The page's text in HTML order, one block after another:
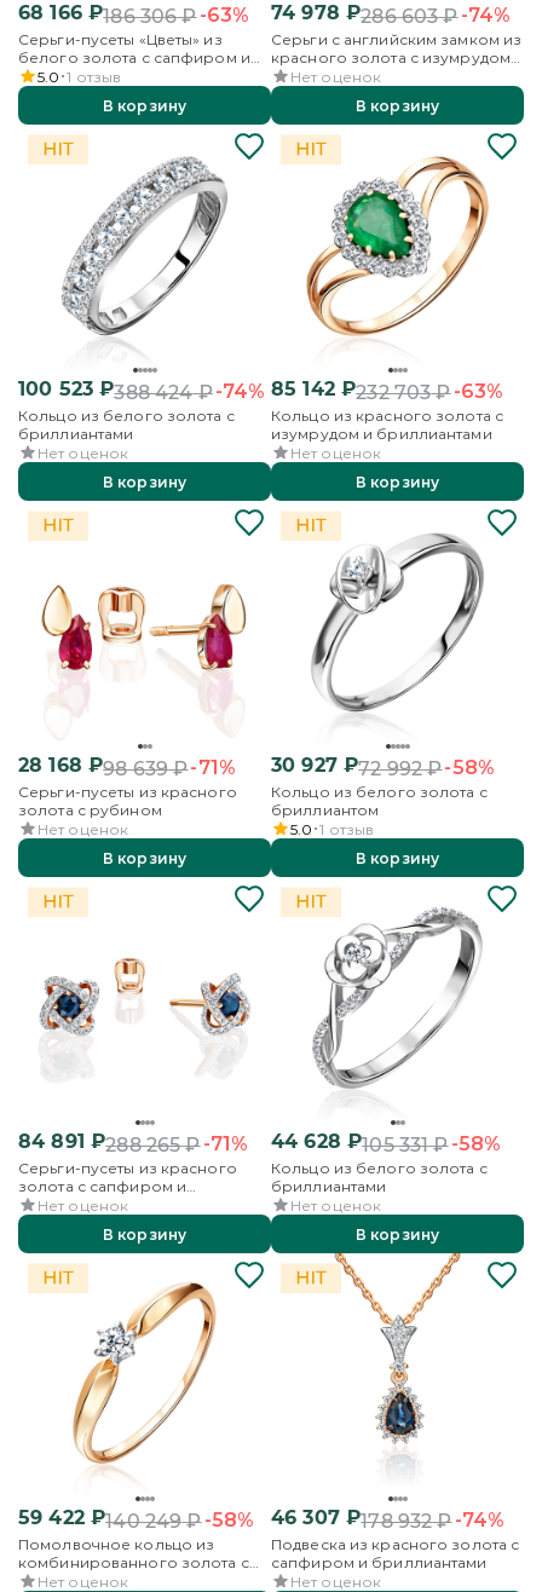
68 166₽186 306₽-63%
Серьги-пусеты «Цветы» из
белого золота с сапфиром и
бриллиантами
5.0 1 отзыв
В корзину
74 978 ₽286 603₽-74%
Серьги с английским замком из
красного золота с изумрудом
и бриллиантами
Нет оценок
В корзину
100 523 ₽388 424₽-74%
Кольцо из белого золота с
бриллиантами
Нет оценок
В корзину
85 142₽232 703₽-63%
Кольцо из красного золота с
изумрудом и бриллиантами
Нет оценок
В корзину
28 168 ₽98 639₽-71%
Серьги-пусеты из красного
золота с рубином
Нет оценок
В корзину
30 927₽72 992₽-58%
Кольцо из белого золота с
бриллиантом
5.0 1 отзыв
В корзину
84 891 ₽288 265₽-71%
Серьги-пусеты из красного
золота с сапфиром и
бриллиантами
Нет оценок
В корзину
44 628 ₽105 331₽-58%
Кольцо из белого золота с
бриллиантами
Нет оценок
В корзину
59 422₽140 249₽-58%
Помолвочное кольцо из
комбинированного золота с
бриллиантом
Нет оценок
46 307₽178 932₽-74%
Подвеска из красного золота с
сапфиром и бриллиантами
Нет оценок